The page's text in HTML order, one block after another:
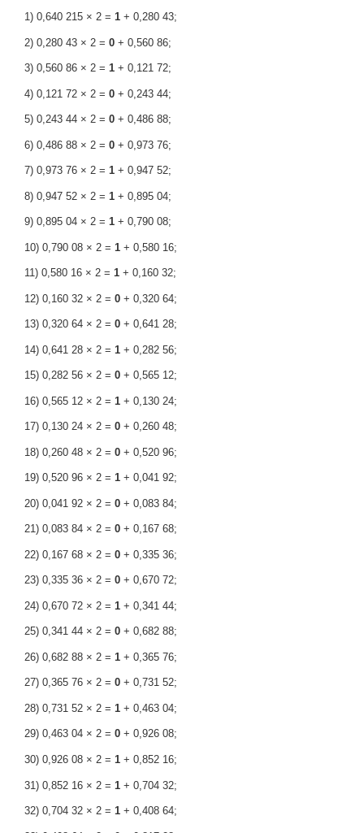
1) 0,640 215 × 2 = 1+ 0,280 43;
2) 0,280 43 × 2 = 0+ 0,560 86;
3) 0,560 86 × 2 = 1+ 0,121 72;
4) 0,121 72 × 2 = 0+ 0,243 44;
5) 0,243 44 × 2 = 0+ 0,486 88;
6) 0,486 88 × 2 = 0+ 0,973 76;
7) 0,973 76 × 2 = 1+ 0,947 52;
8) 0,947 52 × 2 = 1+ 0,895 04;
9) 0,895 04 × 2 = 1+ 0,790 08;
10) 0,790 08 × 2 = 1+ 0,580 16;
11) 0,580 16 × 2 = 1+ 0,160 32;
12) 0,160 32 × 2 = 0+ 0,320 64;
13) 0,320 64 × 2 = 0+ 0,641 28;
14) 0,641 28 × 2 = 1+ 0,282 56;
15) 0,282 56 × 2 = 0+ 0,565 12;
16) 0,565 12 × 2 = 1+ 0,130 24;
17) 0,130 24 × 2 = 0+ 0,260 48;
18) 0,260 48 × 2 = 0+ 0,520 96;
19) 0,520 96 × 2 = 1+ 0,041 92;
20) 0,041 92 × 2 = 0+ 0,083 84;
21) 0,083 84 × 2 = 0+ 0,167 68;
22) 0,167 68 × 2 = 0+ 0,335 36;
23) 0,335 36 × 2 = 0+ 0,670 72;
24) 0,670 72 × 2 = 1+ 0,341 44;
25) 0,341 44 × 2 = 0+ 0,682 88;
26) 0,682 88 × 2 = 1+ 0,365 76;
27) 0,365 76 × 2 = 0+ 0,731 52;
28) 0,731 52 × 2 = 1+ 0,463 04;
29) 0,463 04 × 2 = 0+ 0,926 08;
30) 0,926 08 × 2 = 1+ 0,852 16;
31) 0,852 16 × 2 = 1+ 0,704 32;
32) 0,704 32 × 2 = 1+ 0,408 64;